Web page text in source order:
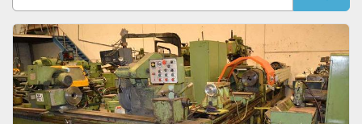
Ordenar por